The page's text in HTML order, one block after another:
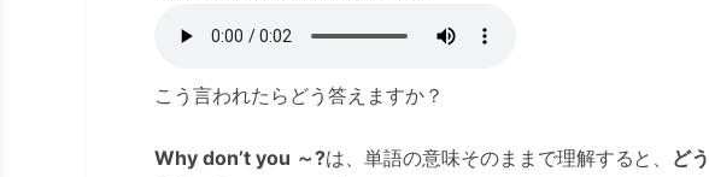
こう言われたらどう答えますか？
Why don’t you ～?は、単語の意味そのままで理解すると、 ど